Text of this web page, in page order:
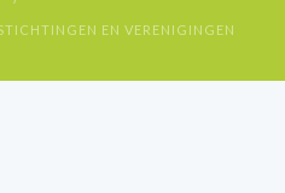
EN VERENIGINGEN